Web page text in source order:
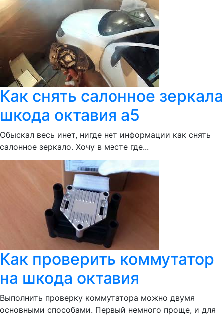
Как снять салонное зеркала
шкода октавия а5
Обыскал весь инет, нигде нет информации как снять
салонное зеркало. Хочу в месте где...
Как проверить коммутатор
на шкода октавия
Выполнить проверку коммутатора можно двумя
основными способами. Первый немного проще, и для